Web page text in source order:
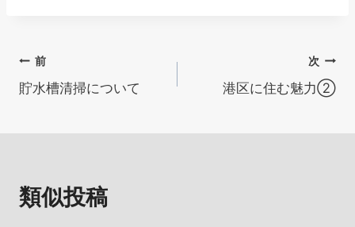
投
稿
ゲ
前
貯水槽清掃について
次
港区に住む魅力②
類似投稿